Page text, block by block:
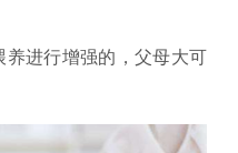
进行增强的，父母大可